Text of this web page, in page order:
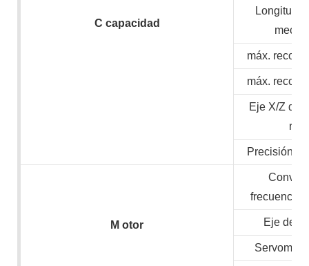
C capacidad
Longitud
máx.
máx.
Eje X/Z de
Precisión
M otor
frecuencia/
Eje de